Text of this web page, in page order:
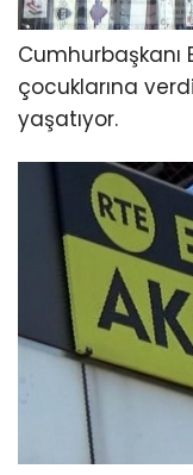
Cumhurbaşkanı
çocuklarına
yaşatıyor.